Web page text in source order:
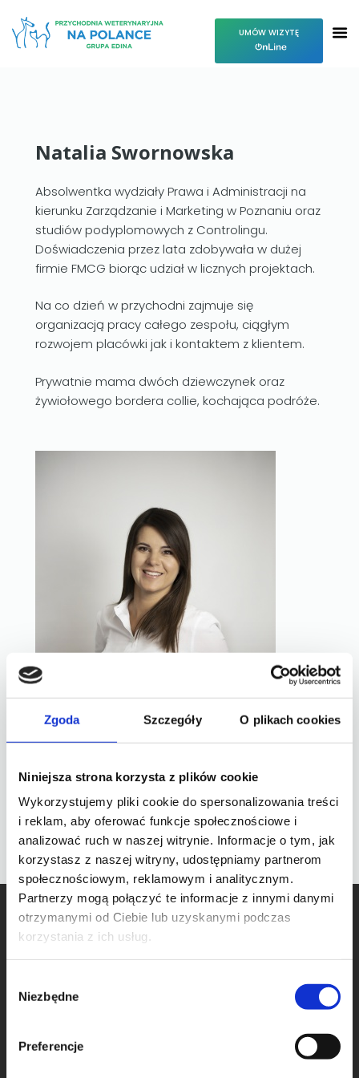
Zgoda Szczegóły O plikach cookies
Niniejsza strona korzysta z plików cookie
Wykorzystujemy pliki cookie do spersonalizowania treści
i reklam, aby oferować funkcje społecznościowe i
analizować ruch w naszej witrynie. Informacje o tym, jak
korzystasz z naszej witryny, udostępniamy partnerom
społecznościowym, reklamowym i analitycznym.
Partnerzy mogą połączyć te informacje z innymi danymi
otrzymanymi od Ciebie lub uzyskanymi podczas
korzystania z ich usług.
Niezbędne
Preferencje
UMÓW WIZYTĘ
Natalia Swornowska
Absolwentka wydziały Prawa i Administracji na
kierunku Zarządzanie i Marketing w Poznaniu oraz
studiów podyplomowych z Controlingu.
Doświadczenia przez lata zdobywała w dużej
firmie FMCG biorąc udział w licznych projektach.
Na co dzień w przychodni zajmuje się
organizacją pracy całego zespołu, ciągłym
rozwojem placówki jak i kontaktem z klientem.
Prywatnie mama dwóch dziewczynek oraz
żywiołowego bordera collie, kochająca podróże.